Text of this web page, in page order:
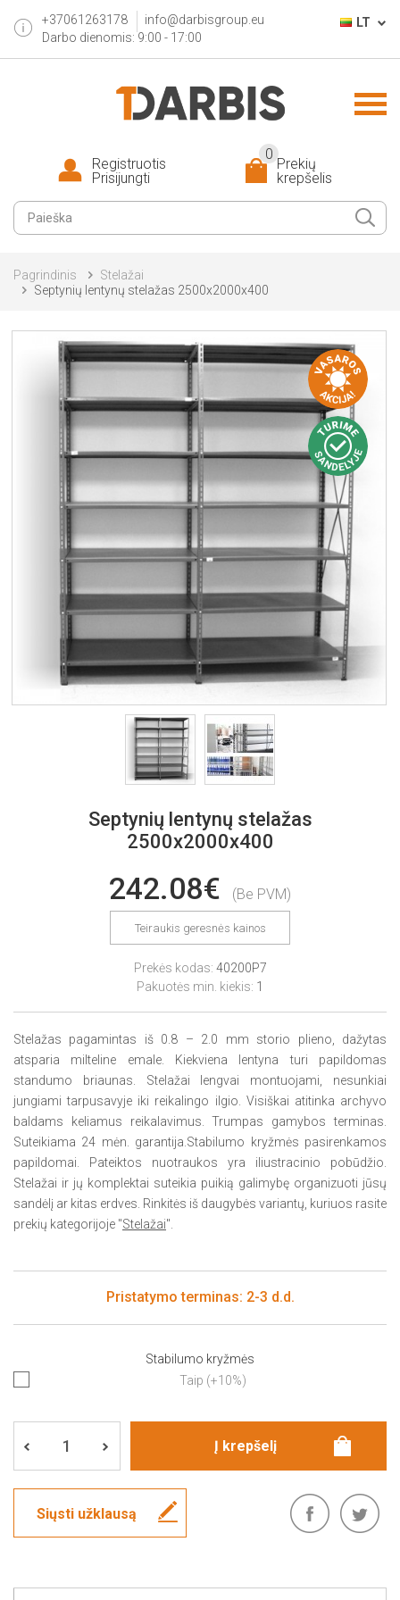
+37061263178
info@darbisgroup.eu
Darbo dienomis: 9:00 - 17:00
LT
Prekių
krepšelis
0
Registruotis
Prisijungti
Pagrindinis
Stelažai
Septynių lentynų stelažas 2500x2000x400
Septynių lentynų stelažas
2500x2000x400
242.08€ (Be PVM)
Teiraukis geresnės kainos
Prekės kodas: 40200P7
Pakuotės min. kiekis: 1
Stelažas pagamintas iš 0.8 – 2.0 mm storio plieno, dažytas
atsparia milteline emale. Kiekviena lentyna turi papildomas
standumo briaunas. Stelažai lengvai montuojami, nesunkiai
jungiami tarpusavyje iki reikalingo ilgio. Visiškai atitinka archyvo
baldams keliamus reikalavimus. Trumpas gamybos terminas.
Suteikiama 24 mėn. garantija.Stabilumo kryžmės pasirenkamos
papildomai. Pateiktos nuotraukos yra iliustracinio pobūdžio.
Stelažai ir jų komplektai suteikia puikią galimybę organizuoti jūsų
sandėlį ar kitas erdves. Rinkitės iš daugybės variantų, kuriuos rasite
prekių kategorijoje "Stelažai".
Pristatymo terminas: 2-3 d.d.
Stabilumo kryžmės
Taip (+10%)
Siųsti užklausą